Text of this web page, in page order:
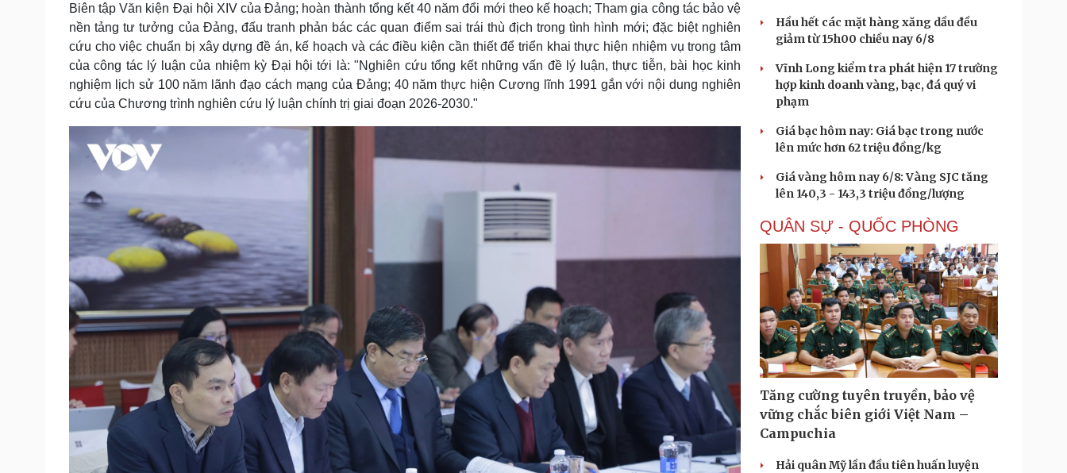
Biên tập Văn kiện Đại hội XIV của Đảng; hoàn thành tổng kết 40 năm đổi mới theo kế hoạch; Tham gia công tác bảo vệ
nền tảng tư tưởng của Đảng, đấu tranh phản bác các quan điểm sai trái thù địch trong tình hình mới; đặc biệt nghiên
cứu cho việc chuẩn bị xây dựng đề án, kế hoạch và các điều kiện cần thiết để triển khai thực hiện nhiệm vụ trong tâm
của công tác lý luận của nhiệm kỳ Đại hội tới là: "Nghiên cứu tổng kết những vấn đề lý luận, thực tiễn, bài học kinh
nghiệm lịch sử 100 năm lãnh đạo cách mạng của Đảng; 40 năm thực hiện Cương lĩnh 1991 gắn với nội dung nghiên
cứu của Chương trình nghiên cứu lý luận chính trị giai đoạn 2026-2030."
Hầu hết các mặt hàng xăng dầu đều
giảm từ 15h00 chiều nay 6/8
Vĩnh Long kiểm tra phát hiện 17 trường
hợp kinh doanh vàng, bạc, đá quý vi
phạm
Giá bạc hôm nay: Giá bạc trong nước
lên mức hơn 62 triệu đồng/kg
Giá vàng hôm nay 6/8: Vàng SJC tăng
lên 140,3 - 143,3 triệu đồng/lượng
QUÂN SỰ - QUỐC PHÒNG
Tăng cường tuyên truyền, bảo vệ
vững chắc biên giới Việt Nam –
Campuchia
Hải quân Mỹ lần đầu tiên huấn luyện